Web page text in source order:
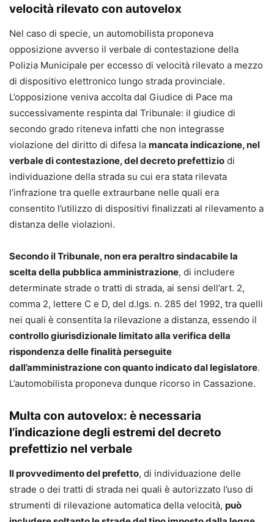
velocità rilevato con autovelox
Nel caso di specie, un automobilista proponeva
opposizione avverso il verbale di contestazione della
Polizia Municipale per eccesso di velocità rilevato a mezzo
di dispositivo elettronico lungo strada provinciale.
L’opposizione veniva accolta dal Giudice di Pace ma
successivamente respinta dal Tribunale: il giudice di
secondo grado riteneva infatti che non integrasse
violazione del diritto di difesa la mancata indicazione, nel
verbale di contestazione, del decreto prefettizio di
individuazione della strada su cui era stata rilevata
l’infrazione tra quelle extraurbane nelle quali era
consentito l’utilizzo di dispositivi finalizzati al rilevamento a
distanza delle violazioni.
Secondo il Tribunale, non era peraltro sindacabile la
scelta della pubblica amministrazione, di includere
determinate strade o tratti di strada, ai sensi dell’art. 2,
comma 2, lettere C e D, del d.lgs. n. 285 del 1992, tra quelli
nei quali è consentita la rilevazione a distanza, essendo il
controllo giurisdizionale limitato alla verifica della
rispondenza delle finalità perseguite
dall’amministrazione con quanto indicato dal legislatore.
L’automobilista proponeva dunque ricorso in Cassazione.
Multa con autovelox: è necessaria
l’indicazione degli estremi del decreto
prefettizio nel verbale
Il provvedimento del prefetto, di individuazione delle
strade o dei tratti di strada nei quali è autorizzato l’uso di
strumenti di rilevazione automatica della velocità, può